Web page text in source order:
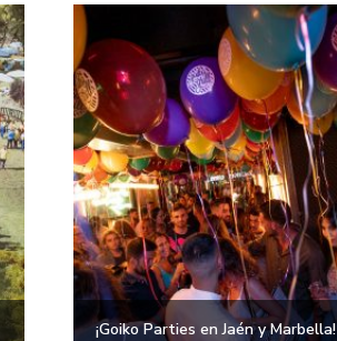
¡Goiko Parties en Jaén y Marbella!